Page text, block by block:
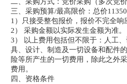
二、采购方式：竞价采购（多次竞价
三、采购预算/最高限价：总价
1）只接受整包报价，报价不完全响
2） 采购金额以实际发生金额为准。
3） 以上费用包括但不限于：人工
具、设计、制造及一切设备和配件
险等所产生的一切费用，除此之外
费用。
四、资格条件